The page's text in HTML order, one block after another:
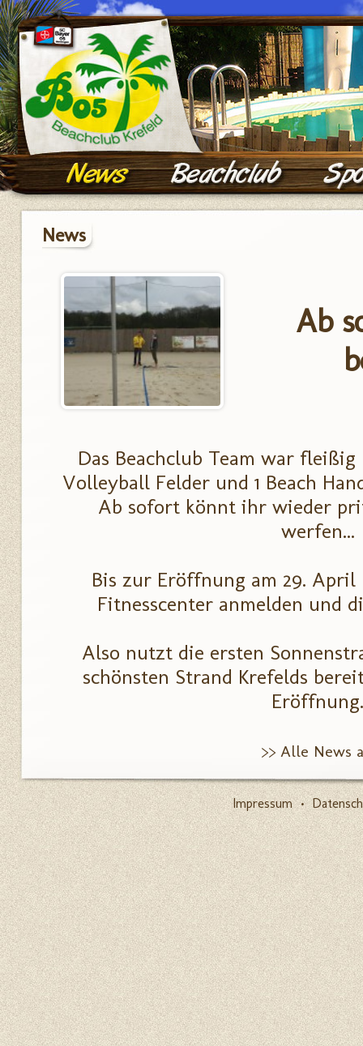
News
Ab
Das Beachclub Team war
Volleyball Felder und 1 Beach
Ab sofort könnt ihr wieder
werfen...
Bis zur Eröffnung am 29.
Fitnesscenter anmelden und
Also nutzt die ersten
schönsten Strand Krefelds
Eröffnung.
>> Alle News
Impressum •